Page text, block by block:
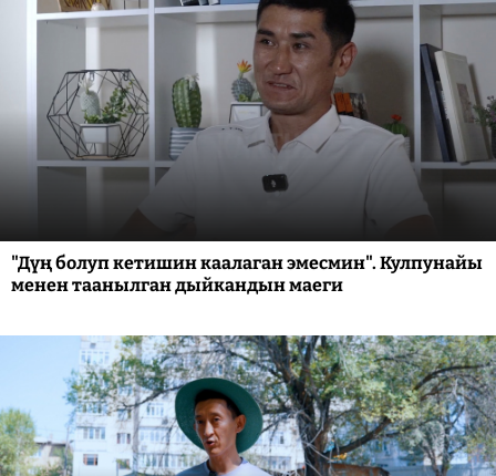
"Дүң болуп кетишин каалаган эмесмин". Кулпунайы
менен таанылган дыйкандын маеги